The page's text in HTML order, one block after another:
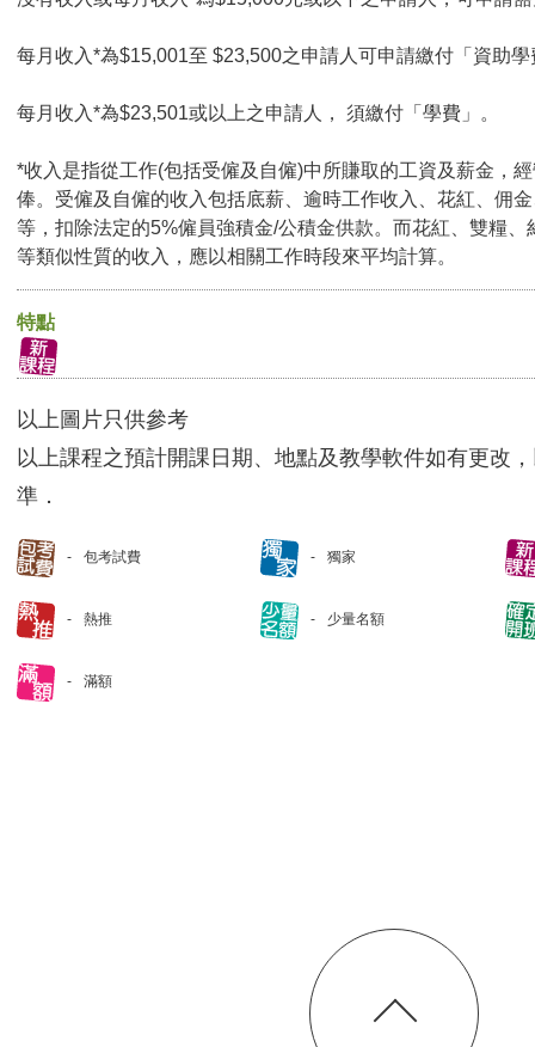
每月收入*為$15,001至 $23,500之申請人可申請繳付「資助學
每月收入*為$23,501或以上之申請人， 須繳付「學費」。
*收入是指從工作(包括受僱及自僱)中所賺取的工資及薪金，
俸。受僱及自僱的收入包括底薪、逾時工作收入、花紅、佣
等，扣除法定的5%僱員強積金/公積金供款。而花紅、雙糧、
等類似性質的收入，應以相關工作時段來平均計算。
特點
以上圖片只供參考
以上課程之預計開課日期、地點及教學軟件如有更改
準．
包考試費 獨家
熱推 少量名額
滿額